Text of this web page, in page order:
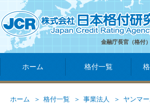
金融庁長官（格付
ホーム 格付一覧
ホーム 格付一覧 事業法人 ヤンマ